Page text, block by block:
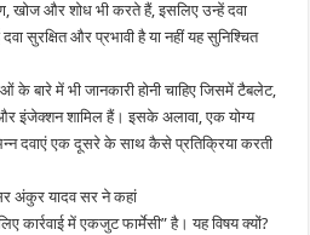
खोज और शोध भी करते हैं, इसलिए उन्हें दवा
सुरक्षित और प्रभावी है या नहीं यह सुनिश्चित
के बारे में भी जानकारी होनी चाहिए जिसमें टैबलेट,
इंजेक्शन शामिल हैं। इसके अलावा, एक योग्य
दवाएं एक दूसरे के साथ कैसे प्रतिक्रिया करती
अंकुर यादव सर ने कहां
कार्रवाई में एकजुट फार्मेसी” है। यह विषय क्यों?